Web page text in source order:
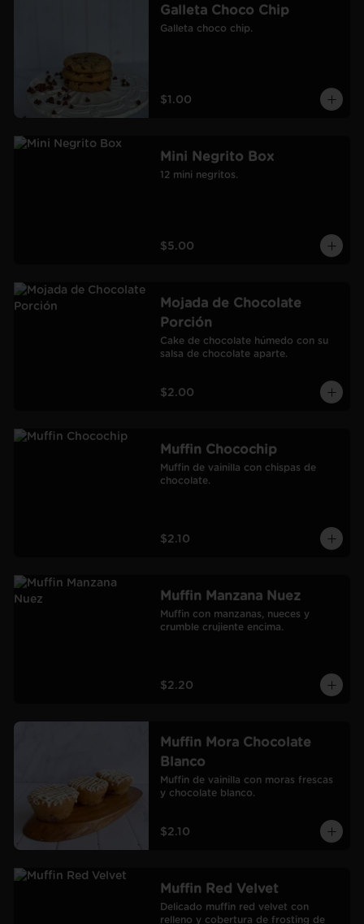
Galleta Choco Chip
Galleta choco chip.
$1.00
Mini Negrito Box
12 mini negritos.
$5.00
Mojada de Chocolate
Porción
Cake de chocolate húmedo con su
salsa de chocolate aparte.
$2.00
Muffin Chocochip
Muffin de vainilla con chispas de
chocolate.
$2.10
Muffin Manzana Nuez
Muffin con manzanas, nueces y
crumble crujiente encima.
$2.20
Muffin Mora Chocolate
Blanco
Muffin de vainilla con moras frescas
y chocolate blanco.
$2.10
Muffin Red Velvet
Delicado muffin red velvet con
relleno y cobertura de frosting de